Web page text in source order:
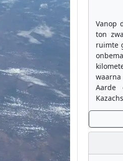
Vanop
ton
ruimte